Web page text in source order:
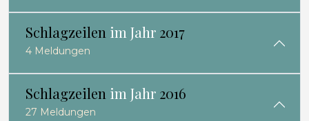
Schlagzeilen im Jahr 2017
4 Meldungen
Schlagzeilen im Jahr 2016
27 Meldungen